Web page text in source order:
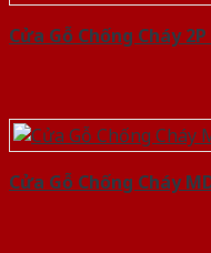
Cửa Gỗ Chống Cháy
Cửa Gỗ Chống Cháy